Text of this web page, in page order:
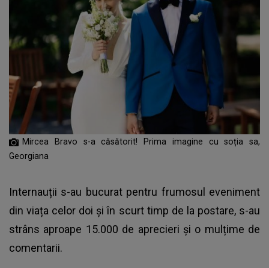
Mircea Bravo s-a căsătorit! Prima imagine cu soția sa,
Georgiana
Internauții s-au bucurat pentru frumosul eveniment
din viața celor doi și în scurt timp de la postare, s-au
strâns aproape 15.000 de aprecieri și o mulțime de
comentarii.